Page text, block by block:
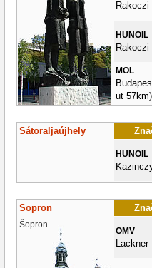
Rakoczi
HUNOIL
Rakoczi
MOL
ut 57km)
Sátoraljaújhely
HUNOIL
Sopron
Šopron
OMV